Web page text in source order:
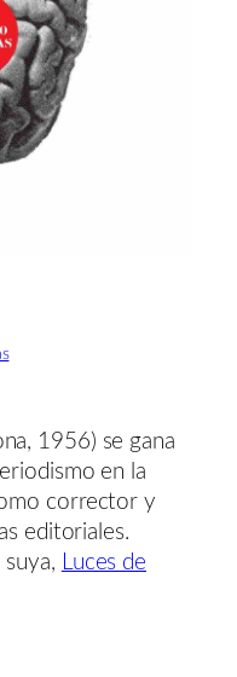
1956) se gana
en la
corrector y
editoriales.
Luces de